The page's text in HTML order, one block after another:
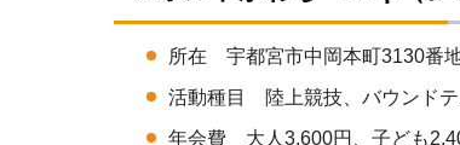
所在 宇都宮市中岡本町3130番
活動種目 陸上競技、バウンドテ
年会費 大人3,600円、子ども